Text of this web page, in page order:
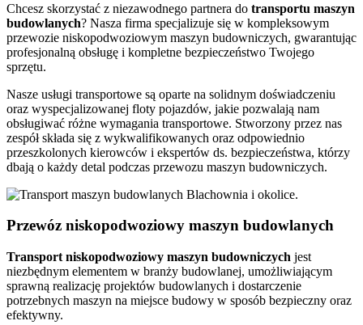
Chcesz skorzystać z niezawodnego partnera do transportu maszyn
budowlanych? Nasza firma specjalizuje się w kompleksowym
przewozie niskopodwoziowym maszyn budowniczych, gwarantując
profesjonalną obsługę i kompletne bezpieczeństwo Twojego
sprzętu.
Nasze usługi transportowe są oparte na solidnym doświadczeniu
oraz wyspecjalizowanej floty pojazdów, jakie pozwalają nam
obsługiwać różne wymagania transportowe. Stworzony przez nas
zespół składa się z wykwalifikowanych oraz odpowiednio
przeszkolonych kierowców i ekspertów ds. bezpieczeństwa, którzy
dbają o każdy detal podczas przewozu maszyn budowniczych.
Przewóz niskopodwoziowy maszyn budowlanych
Transport niskopodwoziowy maszyn budowniczych jest
niezbędnym elementem w branży budowlanej, umożliwiającym
sprawną realizację projektów budowlanych i dostarczenie
potrzebnych maszyn na miejsce budowy w sposób bezpieczny oraz
efektywny.